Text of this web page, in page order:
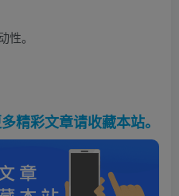
。
精彩文章请收藏本站。